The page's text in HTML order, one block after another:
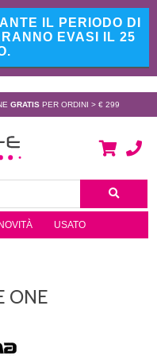
IL PERIODO DI
EVASI IL 25
GRATIS PER ORDINI > € 299
USATO
ONE